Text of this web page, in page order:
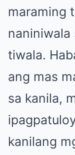
maraming
tiwala.
ang mas
sa kanila,
kanilang